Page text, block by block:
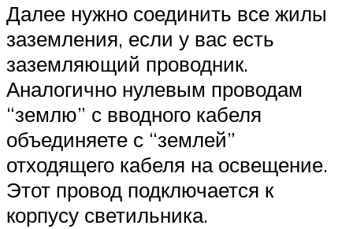
Далее нужно соединить все жилы
заземления, если у вас есть
заземляющий проводник.
Аналогично нулевым проводам
“землю” с вводного кабеля
объединяете с “землей”
отходящего кабеля на освещение.
Этот провод подключается к
корпусу светильника.